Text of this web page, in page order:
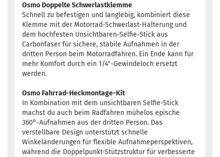
Osmo Doppelte Schwerlastklemme
Schnell zu befestigen und langlebig, kombiniert diese
Klemme mit der Motorrad-Schwerlast-Halterung und
dem hochfesten Unsichtbaren-Selfie-Stick aus
Carbonfaser für sichere, stabile Aufnahmen in der
dritten Person beim Motorradfahren. Ein Ende kann für
mehr Komfort durch ein 1/4"-Gewindeloch ersetzt
werden.
Osmo Fahrrad-Heckmontage-Kit
In Kombination mit dem unsichtbaren Selfie-Stick
machst du auch beim Radfahren mühelos epische
360°-Aufnahmen aus der dritten Person. Das
verstellbare Design unterstützt schnelle
Winkeländerungen für flexible Aufnahmeperspektiven,
während die Doppelpunkt-Stützstruktur für verbesserte